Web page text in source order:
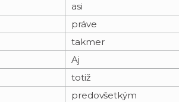
asi
práve
takmer
Aj
totiž
predovšetkým